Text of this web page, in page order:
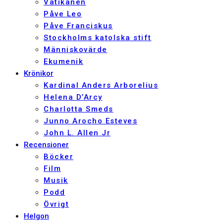
Vatikanen
Påve Leo
Påve Franciskus
Stockholms katolska stift
Människovärde
Ekumenik
Krönikor
Kardinal Anders Arborelius
Helena D’Arcy
Charlotta Smeds
Junno Arocho Esteves
John L. Allen Jr
Recensioner
Böcker
Film
Musik
Podd
Övrigt
Helgon